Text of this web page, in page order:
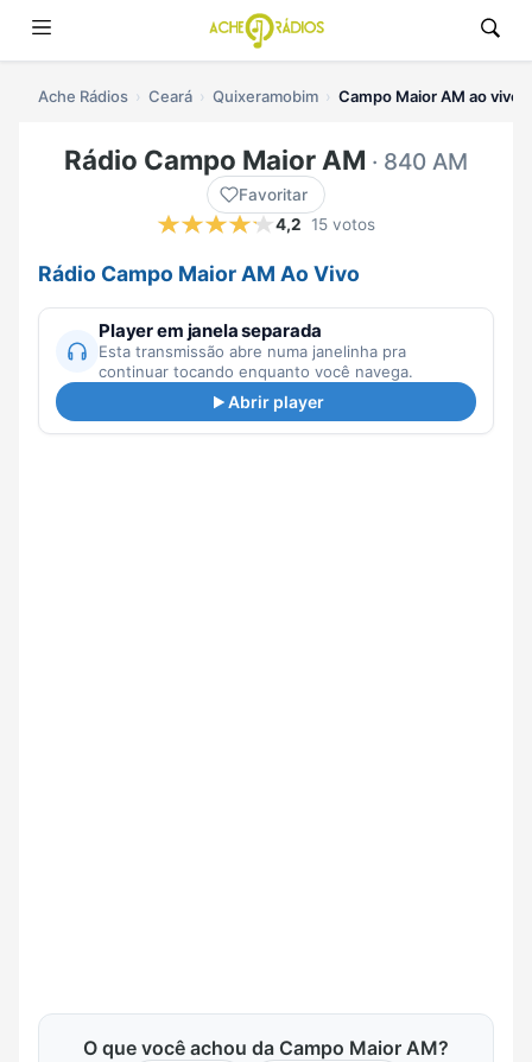
Ache Rádios Ceará Quixeramobim Campo Maior AM ao vivo
Rádio Campo Maior AM · 840 AM
Favoritar
4,2
15 votos
Rádio Campo Maior AM Ao Vivo
Player em janela separada
Esta transmissão abre numa janelinha pra
continuar tocando enquanto você navega.
Abrir player
O que você achou da Campo Maior AM?